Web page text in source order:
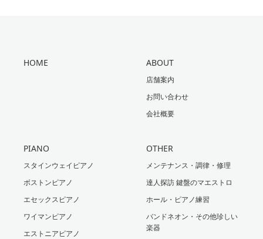
HOME ABOUT
店舗案内
お問い合わせ
会社概要
PIANO
スタインウェイピアノ
ボストンピアノ
エセックスピアノ
ワイマンピアノ
エストニアピアノ
OTHER
メンテナンス・調律・修理
達人探訪 鍵盤のマエストロ
ホール・ピアノ練習
バンドネオン・その他珍しい
楽器